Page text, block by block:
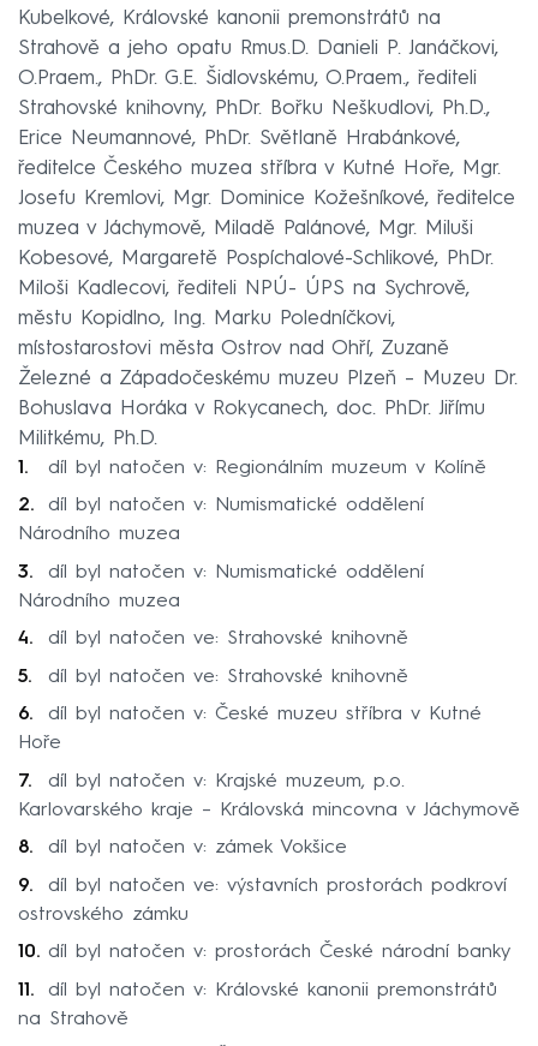
Kubelkové, Královské kanonii premonstrátů na
Strahově a jeho opatu Rmus.D. Danieli P. Janáčkovi,
O.Praem., PhDr. G.E. Šidlovskému, O.Praem., řediteli
Strahovské knihovny, PhDr. Bořku Neškudlovi, Ph.D.,
Erice Neumannové, PhDr. Světlaně Hrabánkové,
ředitelce Českého muzea stříbra v Kutné Hoře, Mgr.
Josefu Kremlovi, Mgr. Dominice Kožešníkové, ředitelce
muzea v Jáchymově, Miladě Palánové, Mgr. Miluši
Kobesové, Margaretě Pospíchalové-Schlikové, PhDr.
Miloši Kadlecovi, řediteli NPÚ- ÚPS na Sychrově,
městu Kopidlno, Ing. Marku Poledníčkovi,
místostarostovi města Ostrov nad Ohří, Zuzaně
Železné a Západočeskému muzeu Plzeň – Muzeu Dr.
Bohuslava Horáka v Rokycanech, doc. PhDr. Jiřímu
Militkému, Ph.D.
díl byl natočen v: Regionálním muzeum v Kolíně
díl byl natočen v: Numismatické oddělení
Národního muzea
díl byl natočen v: Numismatické oddělení
Národního muzea
díl byl natočen ve: Strahovské knihovně
díl byl natočen ve: Strahovské knihovně
díl byl natočen v: České muzeu stříbra v Kutné
Hoře
díl byl natočen v: Krajské muzeum, p.o.
Karlovarského kraje – Královská mincovna v Jáchymově
díl byl natočen v: zámek Vokšice
díl byl natočen ve: výstavních prostorách podkroví
ostrovského zámku
díl byl natočen v: prostorách České národní banky
díl byl natočen v: Královské kanonii premonstrátů
na Strahově